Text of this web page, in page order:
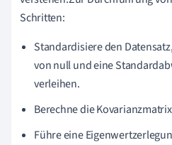
Schritten:
Standardisiere den
von null und eine
verleihen.
Berechne die
Führe eine